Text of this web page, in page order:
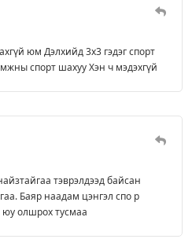
юм Дэлхийд 3х3 гэдэг спорт
спорт шахуу Хэн ч мэдэхгүй
тэврэлдээд байсан
Баяр наадам цэнгэл спо р
юу олшрох тусмаа